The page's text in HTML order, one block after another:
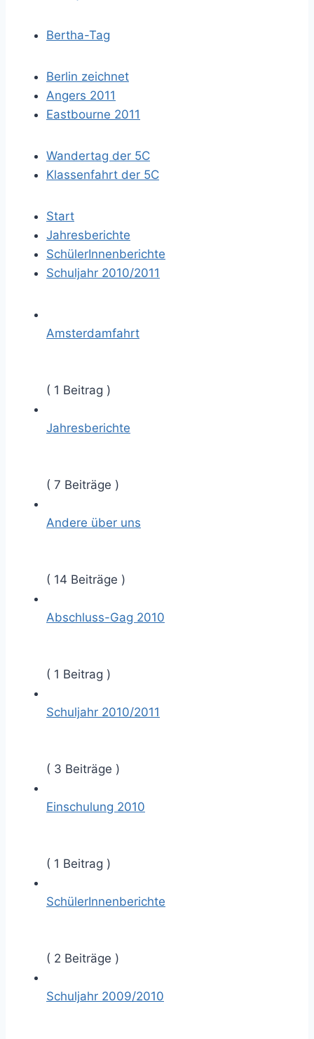
Bertha-Tag
Berlin zeichnet
Angers 2011
Eastbourne 2011
Wandertag der 5C
Klassenfahrt der 5C
Start
Jahresberichte
SchülerInnenberichte
Schuljahr 2010/2011
Amsterdamfahrt
( 1 Beitrag )
Jahresberichte
( 7 Beiträge )
Andere über uns
( 14 Beiträge )
Abschluss-Gag 2010
( 1 Beitrag )
Schuljahr 2010/2011
( 3 Beiträge )
Einschulung 2010
( 1 Beitrag )
SchülerInnenberichte
( 2 Beiträge )
Schuljahr 2009/2010